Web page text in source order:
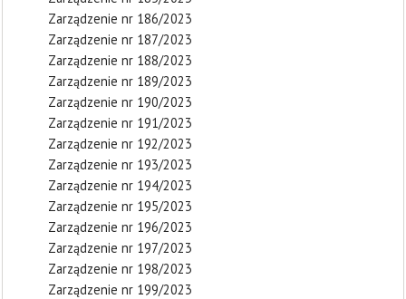
Zarządzenie nr 186/2023
Zarządzenie nr 187/2023
Zarządzenie nr 188/2023
Zarządzenie nr 189/2023
Zarządzenie nr 190/2023
Zarządzenie nr 191/2023
Zarządzenie nr 192/2023
Zarządzenie nr 193/2023
Zarządzenie nr 194/2023
Zarządzenie nr 195/2023
Zarządzenie nr 196/2023
Zarządzenie nr 197/2023
Zarządzenie nr 198/2023
Zarządzenie nr 199/2023